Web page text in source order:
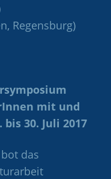
Regensburg)
mit und
30. Juli 2017
das